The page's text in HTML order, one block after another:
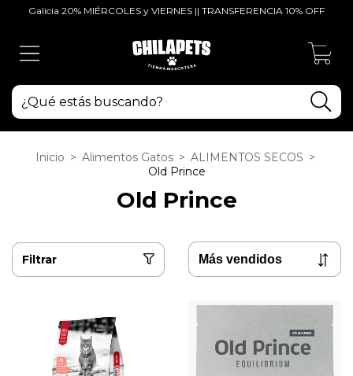
Galicia 20% MIÉRCOLES y VIERNES || TRANSFERENCIA 10% OFF
Inicio > Alimentos Gatos > ALIMENTOS SECOS >
Old Prince
Old Prince
Filtrar